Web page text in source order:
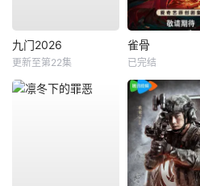
九门2026
更新至第22集
雀骨
已完结